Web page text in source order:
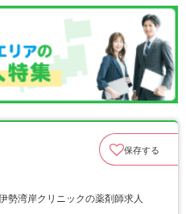
保存する
湾岸クリニックの薬剤師求人